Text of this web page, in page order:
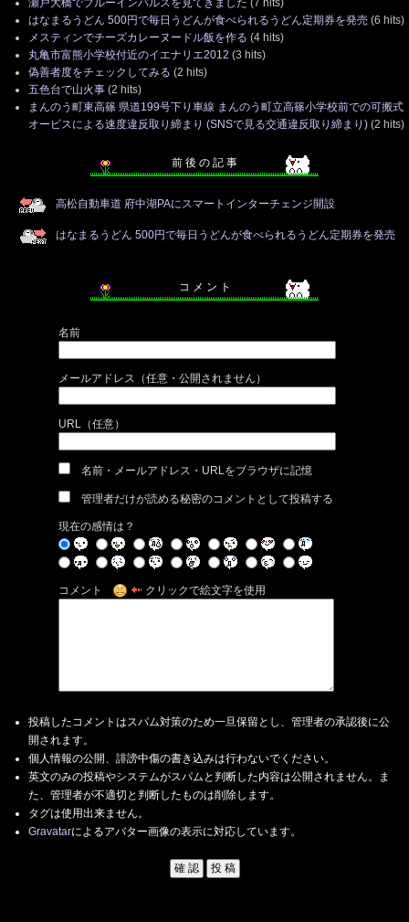
はなまるうどん 500円で毎日うどんが食べられるうどん定期券を発売 (6 hits)
メスティンでチーズカレーヌードル飯を作る (4 hits)
丸亀市富熊小学校付近のイエナリエ2012 (3 hits)
偽善者度をチェックしてみる (2 hits)
五色台で山火事 (2 hits)
まんのう町東高篠 県道199号下り車線 まんのう町立高篠小学校前での可搬式
オービスによる速度違反取り締まり (SNSで見る交通違反取り締まり) (2 hits)
前 後 の 記 事
高松自動車道 府中湖PAにスマートインターチェンジ開設
はなまるうどん 500円で毎日うどんが食べられるうどん定期券を発売
コ メ ン ト
名前
メールアドレス（任意・公開されません）
URL（任意）
名前・メールアドレス・URLをブラウザに記憶
管理者だけが読める秘密のコメントとして投稿する
現在の感情は？
コメント クリックで絵文字を使用
投稿したコメントはスパム対策のため一旦保留とし、管理者の承認後に公
開されます。
個人情報の公開、誹謗中傷の書き込みは行わないでください。
英文のみの投稿やシステムがスパムと判断した内容は公開されません。ま
た、管理者が不適切と判断したものは削除します。
タグは使用出来ません。
Gravatarによるアバター画像の表示に対応しています。